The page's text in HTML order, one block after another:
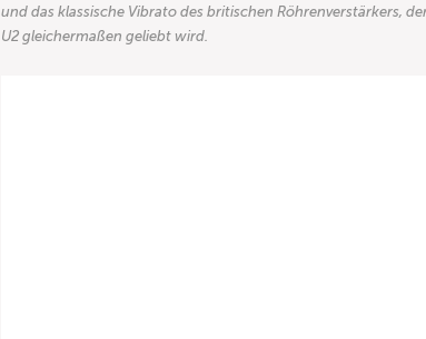
und das klassische Vibrato des britischen Röhrenverstärkers,
U2 gleichermaßen geliebt wird.